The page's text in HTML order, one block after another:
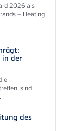
2026 als
– Heating
in der
sind
des